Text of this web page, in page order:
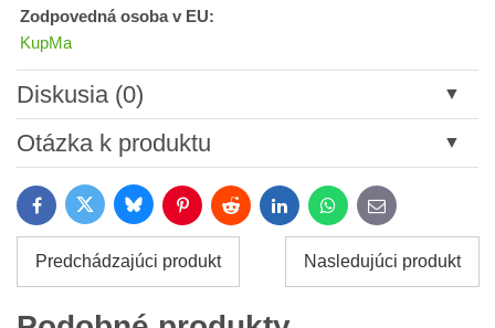
Zodpovedná osoba v EU:
KupMa
Diskusia (0)
Nový komentár
Názov:
Meno:*
Otázka k produktu
*
Váš e-mail:*
FacebookTwitter BlueskyPinterestReddit LinkedInWhatsApp
E-
mail
Predchádzajúci produkt Nasledujúci produkt